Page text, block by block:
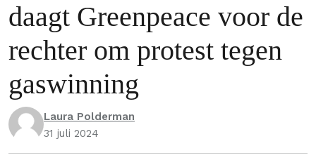
daagt Greenpeace voor de
rechter om protest tegen
gaswinning
Laura Polderman
31 juli 2024